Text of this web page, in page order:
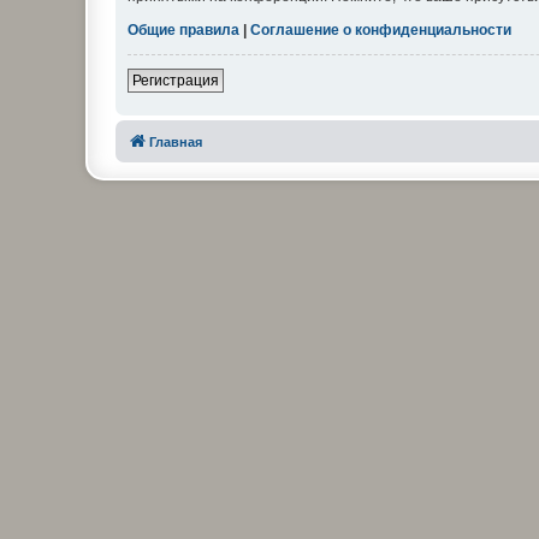
Общие правила | Соглашение о конфиденциальности
Регистрация
Главная